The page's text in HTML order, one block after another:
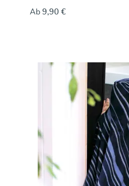
Ab 9,90 €
von 0 von 5 Sternen